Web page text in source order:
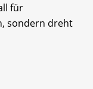
für
sondern dreht